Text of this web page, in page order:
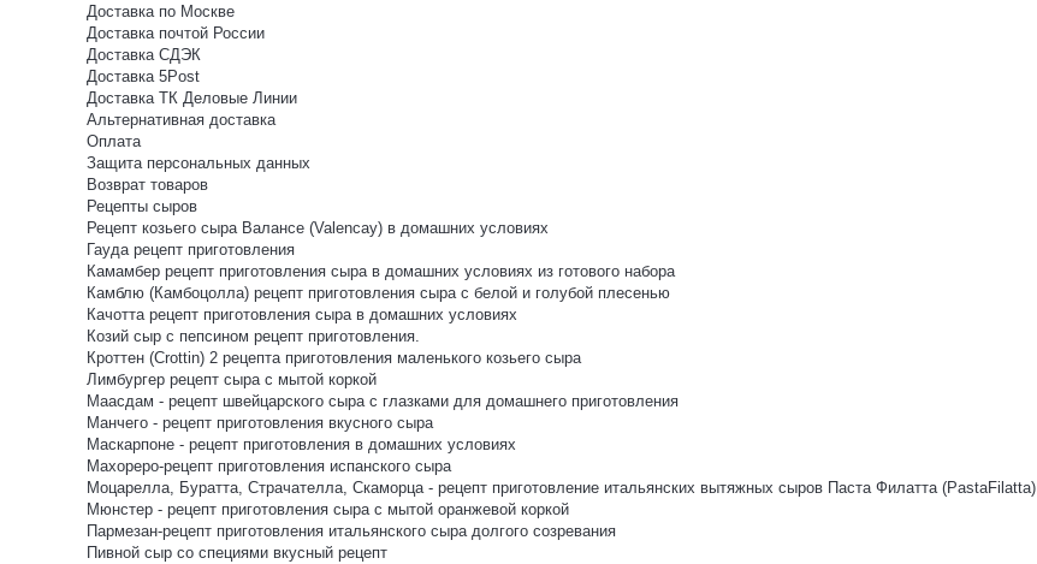
Доставка по Москве
Доставка почтой России
Доставка СДЭК
Доставка 5Post
Доставка ТК Деловые Линии
Альтернативная доставка
Оплата
Защита персональных данных
Возврат товаров
Рецепты сыров
Рецепт козьего сыра Валансе (Valencay) в домашних условиях
Гауда рецепт приготовления
Камамбер рецепт приготовления сыра в домашних условиях из готового набора
Камблю (Камбоцолла) рецепт приготовления сыра с белой и голубой плесенью
Качотта рецепт приготовления сыра в домашних условиях
Козий сыр с пепсином рецепт приготовления.
Кроттен (Crottin) 2 рецепта приготовления маленького козьего сыра
Лимбургер рецепт сыра с мытой коркой
Маасдам - рецепт швейцарского сыра с глазками для домашнего приготовления
Манчего - рецепт приготовления вкусного сыра
Маскарпоне - рецепт приготовления в домашних условиях
Махореро-рецепт приготовления испанского сыра
Моцарелла, Буратта, Страчателла, Скаморца - рецепт приготовление итальянских вытяжных сыров Паста Филатта (PastaFilatta)
Мюнстер - рецепт приготовления сыра с мытой оранжевой коркой
Пармезан-рецепт приготовления итальянского сыра долгого созревания
Пивной сыр со специями вкусный рецепт